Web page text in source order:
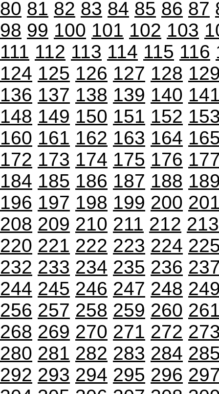
80 81 82 83 84 85 86 87
98 99 100 101 102 103
111 112 113 114 115 116
124 125 126 127 128
136 137 138 139 140
148 149 150 151 152
160 161 162 163 164
172 173 174 175 176
184 185 186 187 188
196 197 198 199 200
208 209 210 211 212 213
220 221 222 223 224
232 233 234 235 236
244 245 246 247 248
256 257 258 259 260
268 269 270 271 272
280 281 282 283 284
292 293 294 295 296